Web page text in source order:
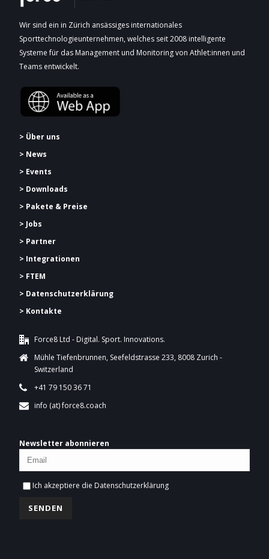
Wir sind ein in Zürich ansässiges internationales
Sporttechnologieunternehmen, welches seit 2008 intelligente
Systeme für das Management und Monitoring von Athlet:innen und
Teams entwickelt.
> Über uns
> News
> Events
> Downloads
> Pakete & Preise
> Jobs
> Partner
> Integrationen
> FTEM
> Datenschutzerklärung
> Kontakte
Force8 Ltd - Digital. Sport. Innovations.
Mühle Tiefenbrunnen, Seefeldstrasse 233, 8008 Zurich -
Switzerland
+41 79 150 36 71
info (at) force8.coach
Newsletter abonnieren
Ich akzeptiere die Datenschutzerklärung